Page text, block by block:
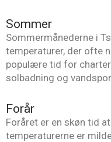
Sommer
Sommermånederne i
temperaturer, der ofte
populære tid for
solbadning og
Forår
Foråret er en skøn tid
temperaturerne er